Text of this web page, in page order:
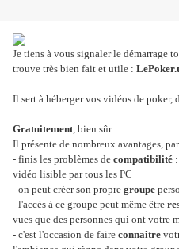
Je tiens à vous signaler le démarrage
trouve très bien fait et utile :
Il sert à héberger vos vidéos de poker,
Gratuitement, bien sûr.
Il présente de nombreux avantages,
- finis les problèmes de compatibilité
vidéo lisible par tous les PC
- on peut créer son propre groupe
- l'accès à ce groupe peut même être
vues que des personnes qui ont votre
- c'est l'occasion de faire connaître